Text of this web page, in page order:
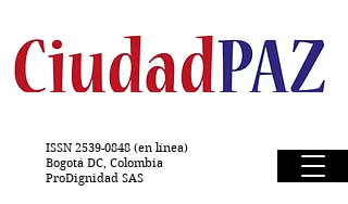
ISSN 2539-0848 (en línea)
Bogotá DC, Colombia
ProDignidad SAS